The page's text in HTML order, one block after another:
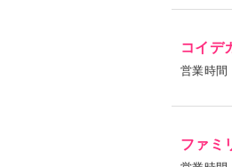
コイデ
営業時間
ファミ